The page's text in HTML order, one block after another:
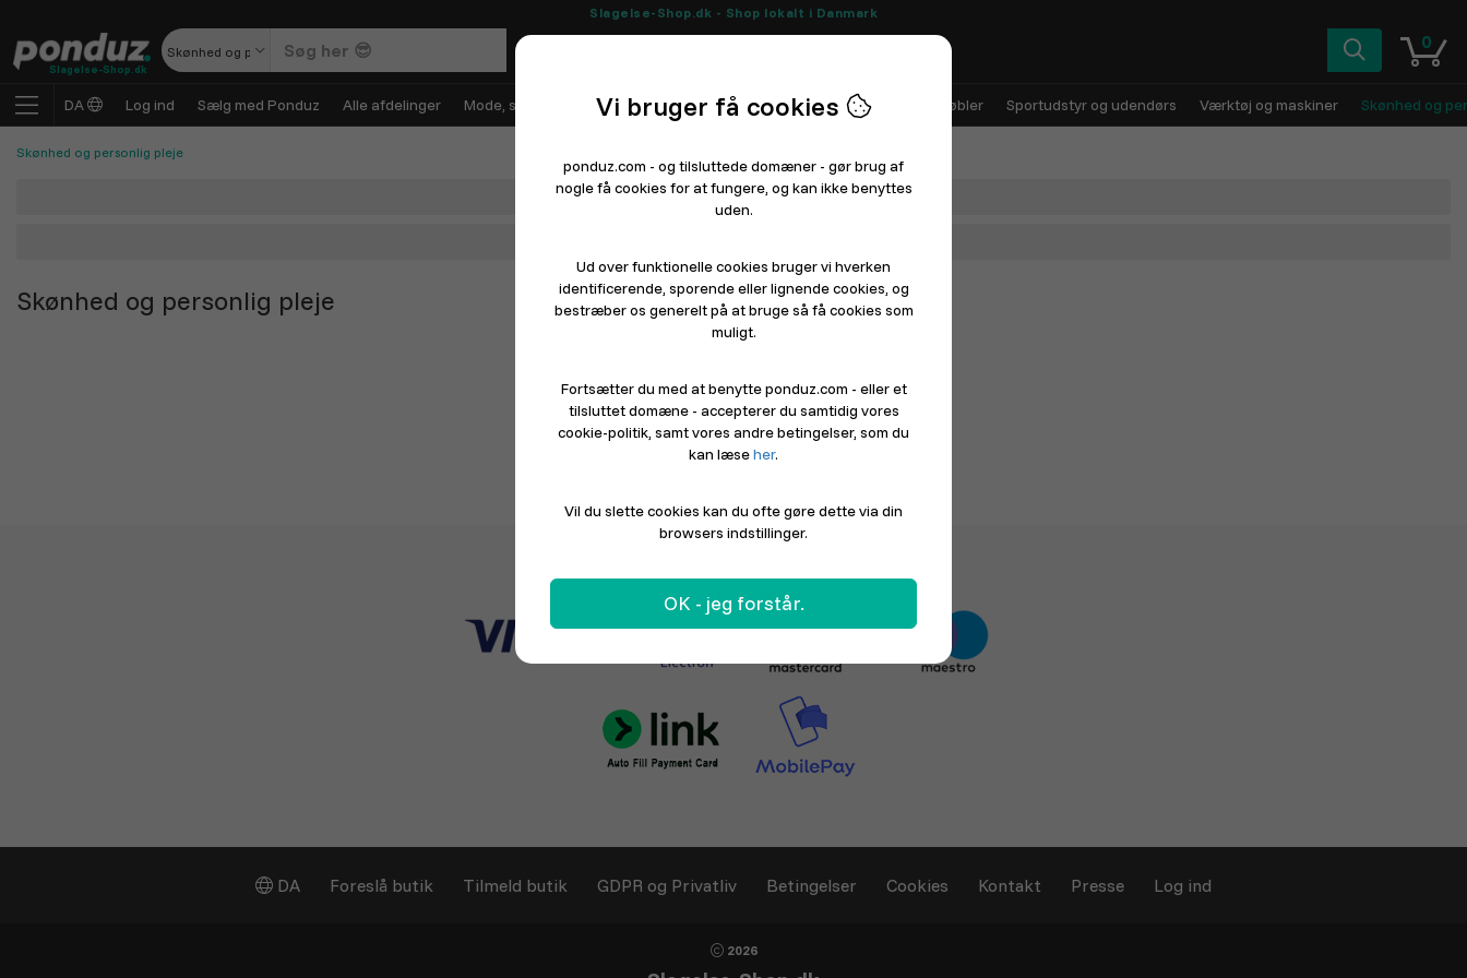
Slagelse-Shop.dk - Shop lokalt i Danmark
Slagelse-Shop.dk
Skønhed og personlig pleje 0
DA Log ind Sælg med Ponduz Alle afdelinger Mode, sko og sport Elektronik Hårde hvidevarer Hus, have og møbler Sportudstyr og udendørs Værktøj og maskiner Skønhed og
Skønhed og personlig pleje
Afdeling
Skønhed og personlig pleje
DA Foreslå butik Tilmeld butik GDPR og Privatliv Betingelser Cookies Kontakt Presse Log ind
2026
Vi bruger få cookies
ponduz.com - og tilsluttede domæner - gør brug af
nogle få cookies for at fungere, og kan ikke benyttes
uden.
Ud over funktionelle cookies bruger vi hverken
identificerende, sporende eller lignende cookies, og
bestræber os generelt på at bruge så få cookies som
muligt.
Fortsætter du med at benytte ponduz.com - eller et
tilsluttet domæne - accepterer du samtidig vores
cookie-politik, samt vores andre betingelser, som du
kan læseher.
Vil du slette cookies kan du ofte gøre dette via din
browsers indstillinger.
OK - jeg forstår.